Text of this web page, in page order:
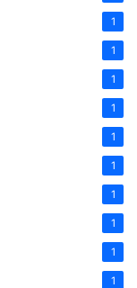
1
1
1
1
1
1
1
1
1
1